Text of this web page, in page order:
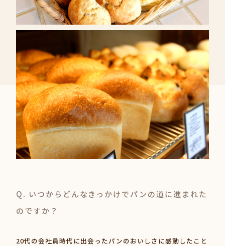
Q. いつからどんなきっかけでパンの道に進まれた
のですか？
20代の会社員時代に出会ったパンのおいしさに感動したこと